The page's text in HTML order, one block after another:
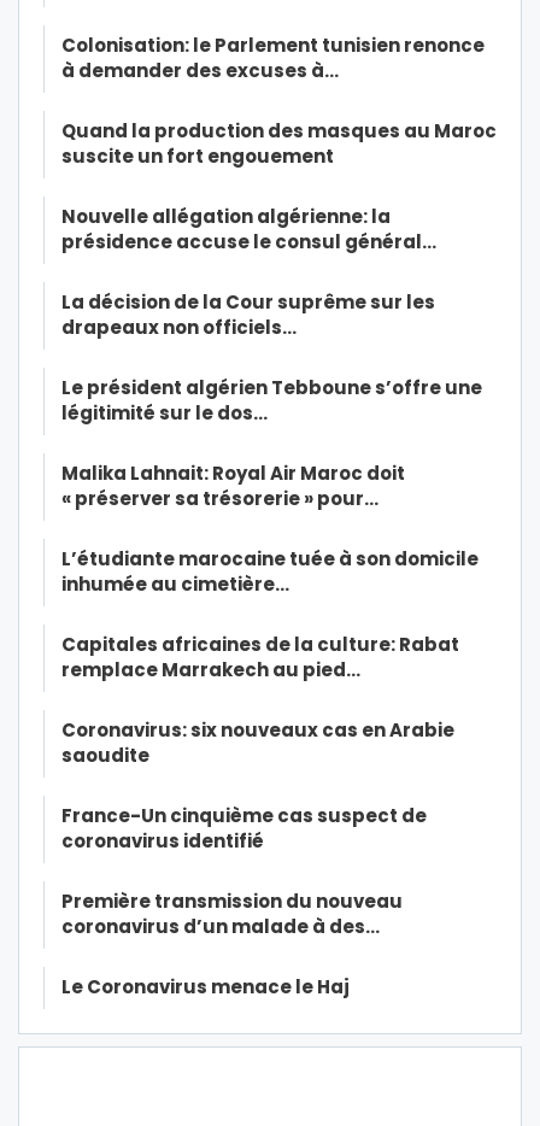
Colonisation: le Parlement tunisien renonce
à demander des excuses à…
Quand la production des masques au Maroc
suscite un fort engouement
Nouvelle allégation algérienne: la
présidence accuse le consul général…
La décision de la Cour suprême sur les
drapeaux non officiels…
Le président algérien Tebboune s’offre une
légitimité sur le dos…
Malika Lahnait: Royal Air Maroc doit
« préserver sa trésorerie » pour…
L’étudiante marocaine tuée à son domicile
inhumée au cimetière…
Capitales africaines de la culture: Rabat
remplace Marrakech au pied…
Coronavirus: six nouveaux cas en Arabie
saoudite
France-Un cinquième cas suspect de
coronavirus identifié
Première transmission du nouveau
coronavirus d’un malade à des…
Le Coronavirus menace le Haj